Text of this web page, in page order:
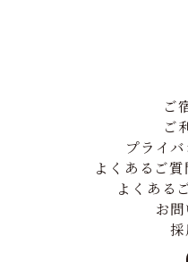
ご
ご
プライ
よくあるご質
よくある
お